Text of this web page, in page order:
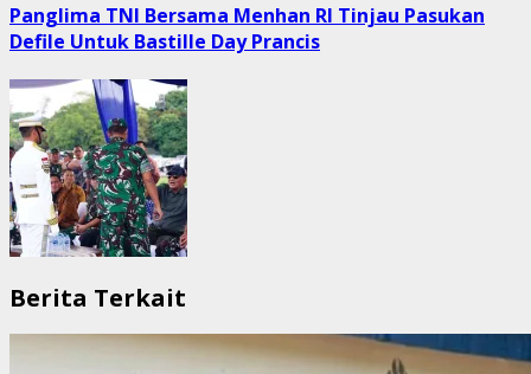
Panglima TNI Bersama Menhan RI Tinjau Pasukan
Defile Untuk Bastille Day Prancis
Berita Terkait